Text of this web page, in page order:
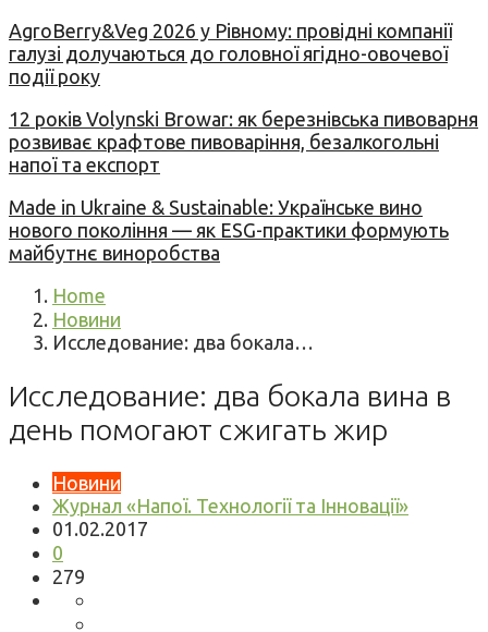
AgroBerry&Veg 2026 у Рівному: провідні компанії
галузі долучаються до головної ягідно-овочевої
події року
12 років Volynski Browar: як березнівська пивоварня
розвиває крафтове пивоваріння, безалкогольні
напої та експорт
Made in Ukraine & Sustainable: Українське вино
нового покоління — як ESG-практики формують
майбутнє виноробства
Home
Новини
Исследование: два бокала…
Исследование: два бокала вина в
день помогают сжигать жир
Новини
Журнал «Напої. Технології та Інновації»
01.02.2017
0
279